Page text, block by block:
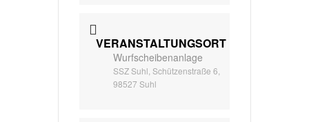
VERANSTALTUNGSORT
Wurfscheibenanlage
SSZ Suhl, Schützenstraße 6,
98527 Suhl